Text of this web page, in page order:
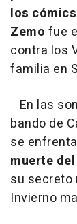
los cómics
Zemo fue
contra los
familia en
En las
bando de
se
muerte
su secreto
Invierno